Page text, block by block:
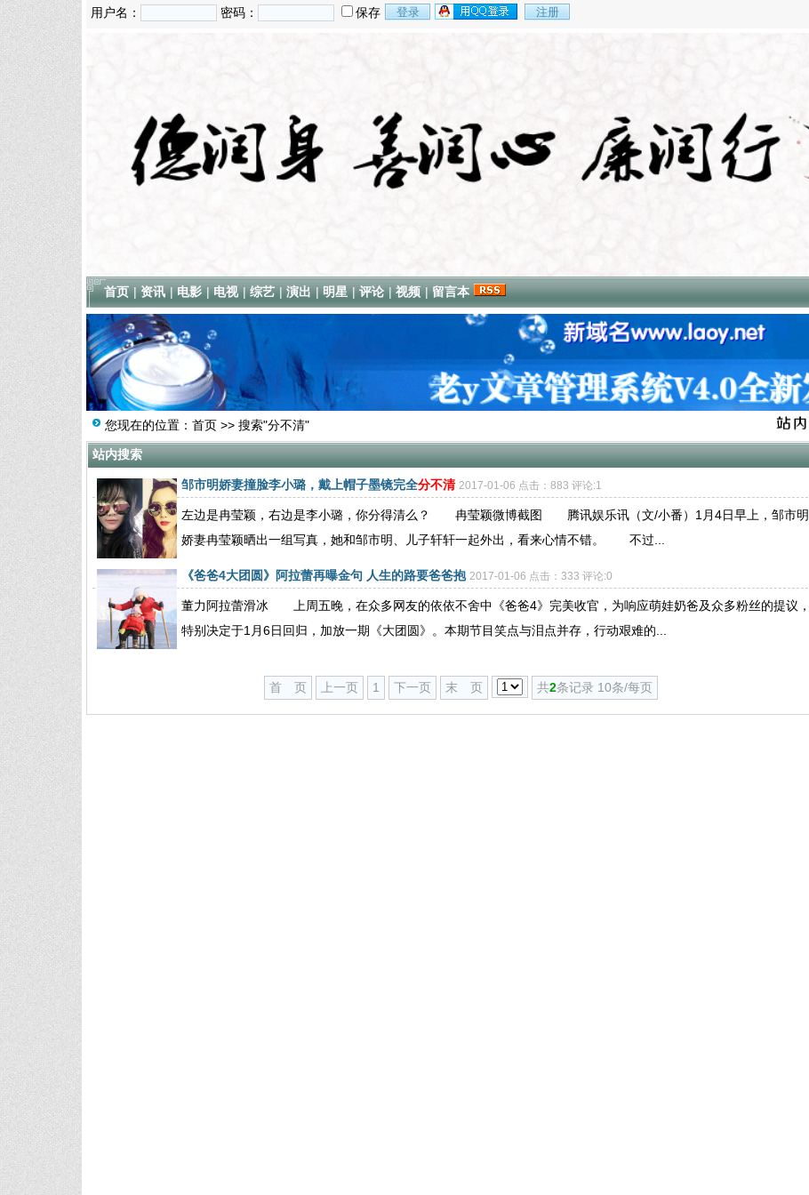
用户名： 密码： 保存
首页 |资讯 |电影 |电视 |综艺 |演出 |明星 |评论 |视频 |留言本
您现在的位置： 首页 >> 搜索"分不清"
站内搜索
邹市明娇妻撞脸李小璐，戴上帽子墨镜完全分不清 2017-01-06 点击：883 评论:1
左边是冉莹颖，右边是李小璐，你分得清么？ 冉莹颖微博截图 腾讯娱乐讯（文/小番）1月4日早上，邹市明
娇妻冉莹颖晒出一组写真，她和邹市明、儿子轩轩一起外出，看来心情不错。 不过...
《爸爸4大团圆》阿拉蕾再曝金句 人生的路要爸爸抱 2017-01-06 点击：333 评论:0
董力阿拉蕾滑冰 上周五晚，在众多网友的依依不舍中《爸爸4》完美收官，为响应萌娃奶爸及众多粉丝的提议，
特别决定于1月6日回归，加放一期《大团圆》。本期节目笑点与泪点并存，行动艰难的...
首 页 上一页 1 下一页 末 页 共2条记录 10条/每页